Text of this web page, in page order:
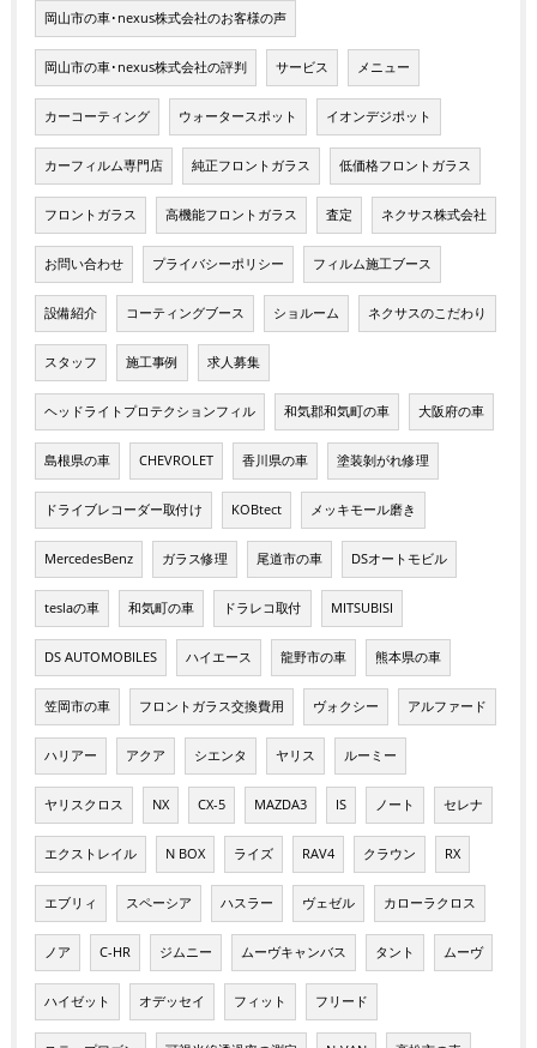
岡山市の車･nexus株式会社のお客様の声
岡山市の車･nexus株式会社の評判 サービス メニュー
カーコーティング ウォータースポット イオンデジポット
カーフィルム専門店 純正フロントガラス 低価格フロントガラス
フロントガラス 高機能フロントガラス 査定 ネクサス株式会社
お問い合わせ プライバシーポリシー フィルム施工ブース
設備紹介 コーティングブース ショルーム ネクサスのこだわり
スタッフ 施工事例 求人募集
ヘッドライトプロテクションフィル 和気郡和気町の車 大阪府の車
島根県の車 CHEVROLET 香川県の車 塗装剝がれ修理
ドライブレコーダー取付け KOBtect メッキモール磨き
MercedesBenz ガラス修理 尾道市の車 DSオートモビル
teslaの車 和気町の車 ドラレコ取付 MITSUBISI
DS AUTOMOBILES ハイエース 龍野市の車 熊本県の車
笠岡市の車 フロントガラス交換費用 ヴォクシー アルファード
ハリアー アクア シエンタ ヤリス ルーミー
ヤリスクロス NX CX-5 MAZDA3 IS ノート セレナ
エクストレイル N BOX ライズ RAV4 クラウン RX
エブリィ スペーシア ハスラー ヴェゼル カローラクロス
ノア C-HR ジムニー ムーヴキャンバス タント ムーヴ
ハイゼット オデッセイ フィット フリード